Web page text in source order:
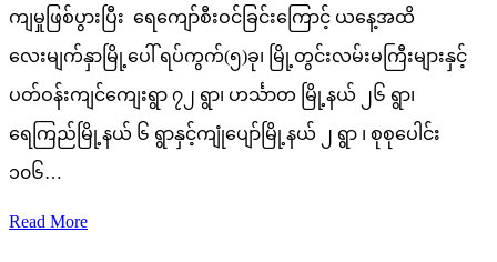
ကျမှုဖြစ်ပွားပြီး ရေကျော်စီးဝင်ခြင်းကြောင့် ယနေ့အထိ
လေးမျက်နှာမြို့ပေါ် ရပ်ကွက်(၅)ခု၊ မြို့တွင်းလမ်းမကြီးများနှင့်
ပတ်ဝန်းကျင်ကျေးရွာ ၇၂ ရွာ၊ ဟင်္သာတ မြို့နယ် ၂၆ ရွာ၊
ရေကြည်မြို့နယ် ၆ ရွာနှင့်ကျုံပျော်မြို့နယ် ၂ ရွာ ၊ စုစုပေါင်း
၁၀၆…
Read More